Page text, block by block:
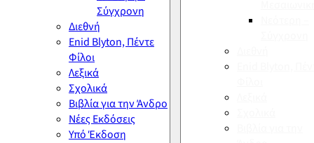
Σύγχρονη
Διεθνή
Enid Blyton, Πέντε
Φίλοι
Λεξικά
Σχολικά
Βιβλία για την Άνδρο
Νέες Εκδόσεις
Υπό Έκδοση